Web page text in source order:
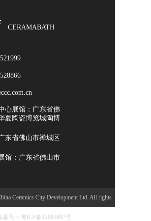
CERAMABATH
心展馆：广东省佛
夏陶瓷博览城陶博
东省佛山市禅城区
馆：广东省佛山市
Ceramics City Development Ltd. All rights
案号：粤ICP备12003697号